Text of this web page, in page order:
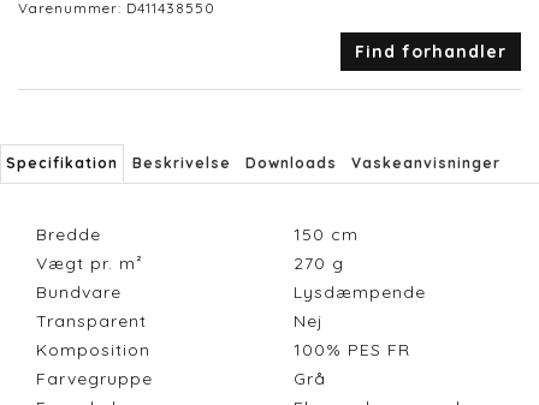
Varenummer: D411438550
Find forhandler
Specifikation Beskrivelse Downloads Vaskeanvisninger
Bredde 150 cm
Vægt pr. m²
270 g
Bundvare
Lysdæmpende
Transparent
Nej
Komposition
100% PES FR
Farvegruppe
Grå